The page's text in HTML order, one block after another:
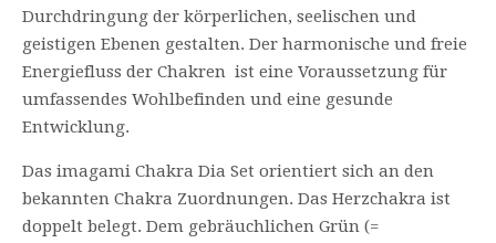
Durchdringung der körperlichen, seelischen und
geistigen Ebenen gestalten. Der harmonische und freie
Energiefluss der Chakren ist eine Voraussetzung für
umfassendes Wohlbefinden und eine gesunde
Entwicklung.
Das imagami Chakra Dia Set orientiert sich an den
bekannten Chakra Zuordnungen. Das Herzchakra ist
doppelt belegt. Dem gebräuchlichen Grün (=